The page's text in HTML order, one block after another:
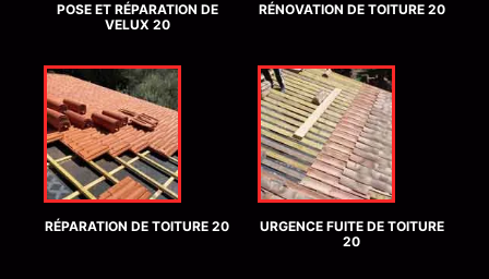
POSE ET RÉPARATION DE
VELUX 20
RÉNOVATION DE TOITURE 20
RÉPARATION DE TOITURE 20
URGENCE FUITE DE TOITURE
20